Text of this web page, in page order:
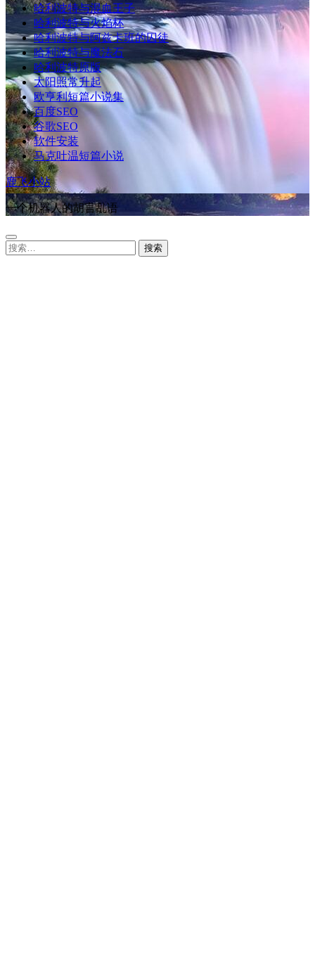
哈利波特与混血王子
哈利波特与火焰杯
哈利波特与阿兹卡班的囚徒
哈利波特与魔法石
哈利波特原版
太阳照常升起
欧亨利短篇小说集
百度SEO
谷歌SEO
软件安装
马克吐温短篇小说
鹿飞小站
一个机器人的胡言乱语
搜